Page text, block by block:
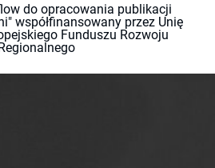
do opracowania publikacji
współfinansowany przez Unię
Funduszu Rozwoju